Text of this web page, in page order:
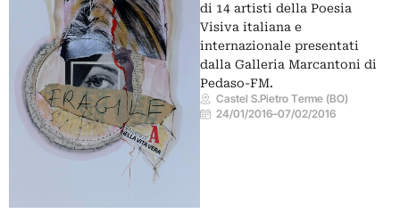
di 14 artisti della Poesia
Visiva italiana e
internazionale presentati
dalla Galleria Marcantoni di
Pedaso-FM.
Castel S.Pietro Terme (BO)
24/01/2016–07/02/2016